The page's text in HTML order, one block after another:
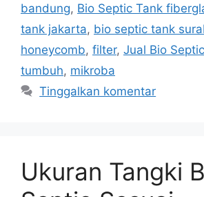
bandung, Bio Septic Tank
tank jakarta, bio septic tank
honeycomb, filter, Jual Bio
tumbuh, mikroba
Tinggalkan komentar
Ukuran Tangki